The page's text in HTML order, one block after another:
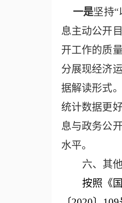
一是坚持
息主动公开
开工作的质
分展现经济
据解读形式
统计数据更
息与政务公
水平。
六、其
按照《